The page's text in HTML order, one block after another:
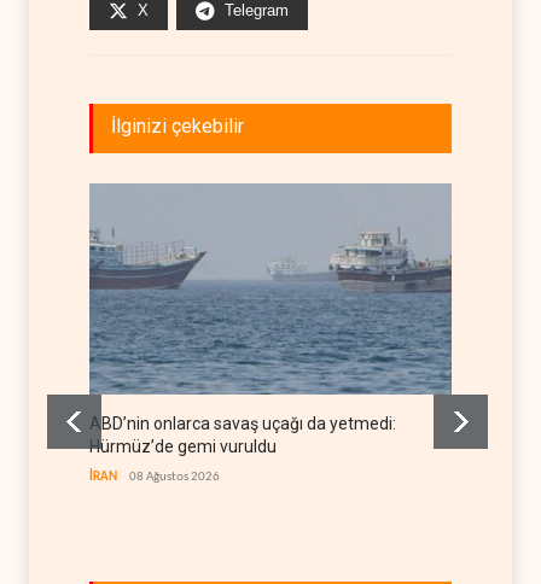
X Telegram
İlginizi çekebilir
ABD’nin onlarca savaş uçağı da yetmedi:
Hürmüz’de gemi vuruldu
İRAN 08 Ağustos 2026